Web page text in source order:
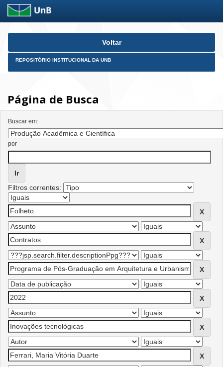
Skip
Voltar
REPOSITÓRIO INSTITUCIONAL DA UNB
Página de Busca
Buscar em:
por
Filtros correntes: